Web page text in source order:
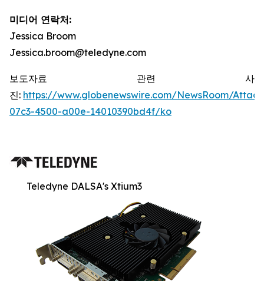
미디어 연락처:
Jessica Broom
Jessica.broom@teledyne.com
보도자료 관련 사
진: https://www.globenewswire.com/NewsRoom/
07c3-4500-a00e-14010390bd4f/ko
Teledyne DALSA's Xtium3